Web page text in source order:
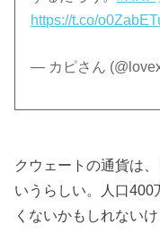
https://t.co/
— カピさん
クウェートの通貨は
いうらしい。人口400
くないかもしれない